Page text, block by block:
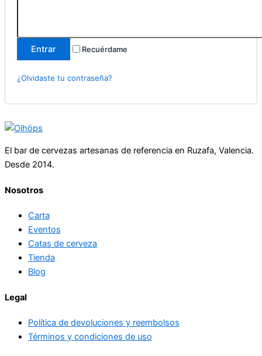
Entrar Recuérdame
¿Olvidaste tu contraseña?
El bar de cervezas artesanas de referencia en Ruzafa, Valencia.
Desde 2014.
Nosotros
Carta
Eventos
Catas de cerveza
Tienda
Blog
Legal
Política de devoluciones y reembolsos
Términos y condiciones de uso